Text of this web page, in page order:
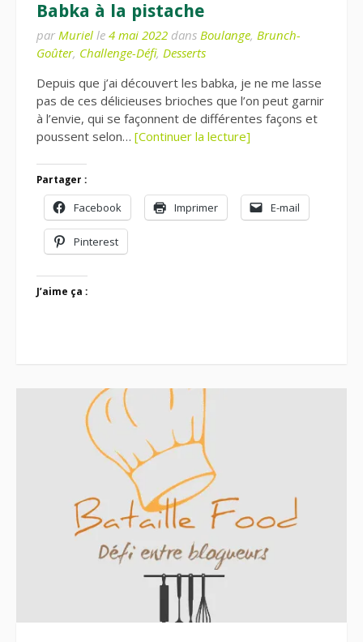
Babka à la pistache
par Muriel le 4 mai 2022 dans Boulange, Brunch-
Goûter, Challenge-Défi, Desserts
Depuis que j’ai découvert les babka, je ne me lasse
pas de ces délicieuses brioches que l’on peut garnir
à l’envie, qui se façonnent de différentes façons et
poussent selon… [Continuer la lecture]
Partager :
Facebook Imprimer E-mail
Pinterest
J’aime ça :